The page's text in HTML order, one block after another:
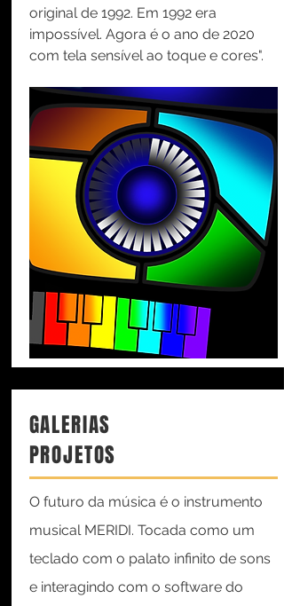
original de 1992. Em 1992 era
impossível. Agora é o ano de 2020
com tela sensível ao toque e cores".
GALERIAS
PROJETOS
O futuro da música é o instrumento
musical MERIDI. Tocada como um
teclado com o palato infinito de sons
e interagindo com o software do